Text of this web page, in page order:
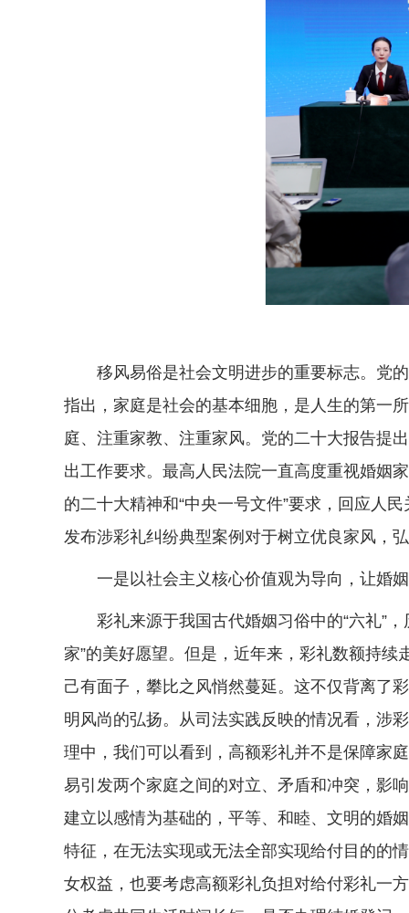
移风易俗是社会文明进步的重要标志。党的
指出，家庭是社会的基本细胞，是人生的第一
庭、注重家教、注重家风。党的二十大报告提
出工作要求。最高人民法院一直高度重视婚姻
的二十大精神和“中央一号文件”要求，回应人
发布涉彩礼纠纷典型案例对于树立优良家风，
一是以社会主义核心价值观为导向，让婚姻
彩礼来源于我国古代婚姻习俗中的“六礼”，
家”的美好愿望。但是，近年来，彩礼数额持
己有面子，攀比之风悄然蔓延。这不仅背离了
明风尚的弘扬。从司法实践反映的情况看，涉
理中，我们可以看到，高额彩礼并不是保障家
易引发两个家庭之间的对立、矛盾和冲突，影
建立以感情为基础的，平等、和睦、文明的婚
特征，在无法实现或无法全部实现给付目的的
女权益，也要考虑高额彩礼负担对给付彩礼一